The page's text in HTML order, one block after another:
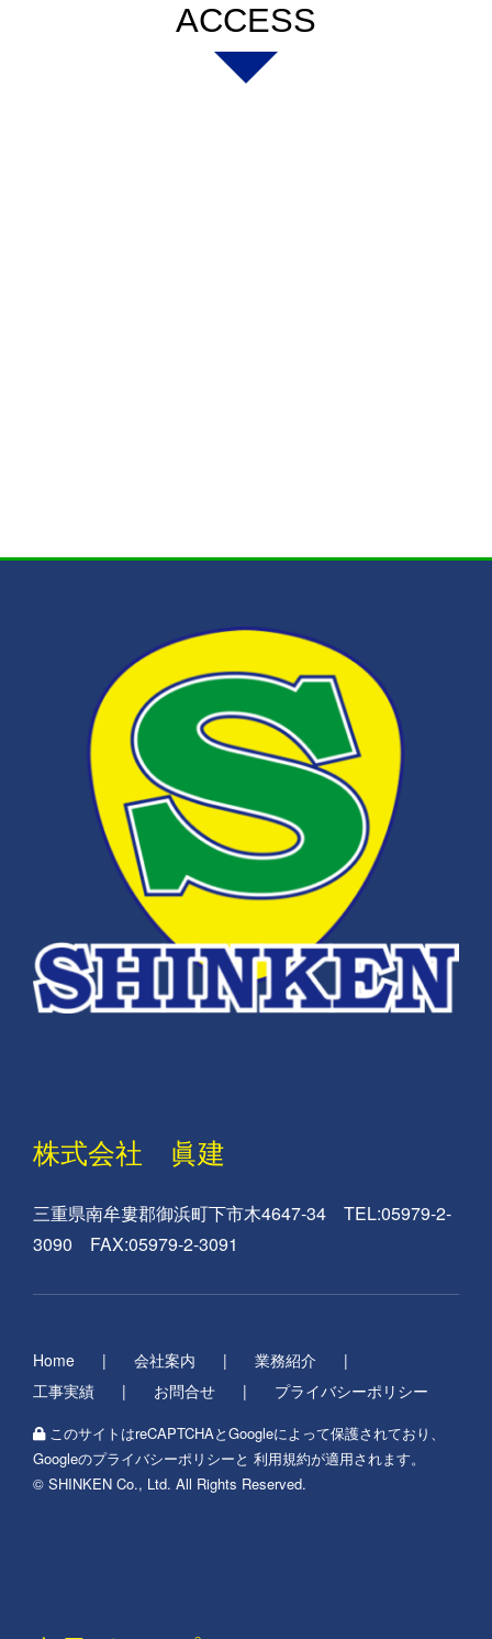
ACCESS
株式会社 眞建
三重県南牟婁郡御浜町下市木4647-34 TEL:05979-2-
3090 FAX:05979-2-3091
Home 会社案内
業務紹介
工事実績
お問合せ プライバシーポリシー
このサイトはreCAPTCHAとGoogleによって保護されており、
Googleのプライバシーポリシーと 利用規約が適用されます。
© SHINKEN Co., Ltd. All Rights Reserved.